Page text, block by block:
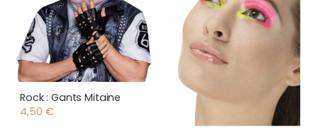
Rock : Gants Mitaine
4,50 €